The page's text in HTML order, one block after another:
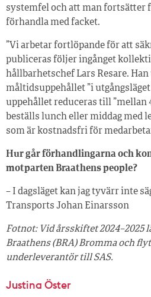
systemfel och att man fortsätter
förhandla med facket.
”Vi arbetar fortlöpande för att
publiceras följer ingånget
hållbarhetschef Lars Resare.
måltidsuppehållet ”i utgångsläget
uppehållet reduceras till ”mellan
beställs lunch eller middag med
som är kostnadsfri för
Hur går förhandlingarna och
motparten Braathens people?
– I dagsläget kan jag tyvärr inte
Transports Johan Einarsson
Fotnot: Vid årsskiftet 2024–2025
Braathens (BRA) Bromma och
underleverantör till SAS.
Justina Öster